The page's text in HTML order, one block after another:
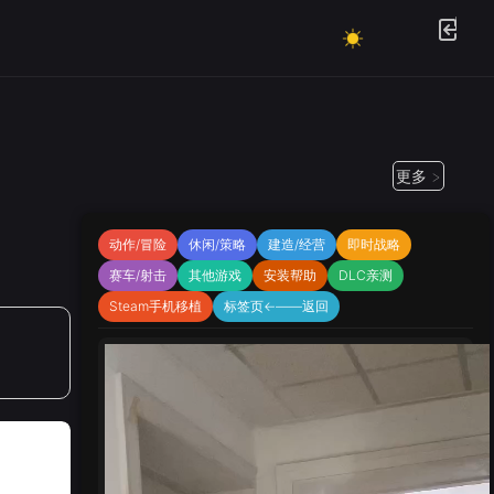
更多 >
动作/冒险 休闲/策略 建造/经营
即时战略
赛车/射击
其他游戏 安装帮助
DLC亲测
Steam手机移植
标签页←——返回